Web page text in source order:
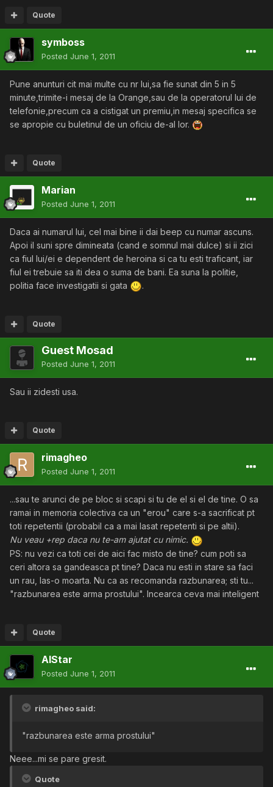
Quote
symboss
Posted June 1, 2011
Pune anunturi cit mai multe cu nr lui,sa fie sunat din 5 in 5
minute,trimite-i mesaj de la Orange,sau de la operatorul lui de
telefonie,precum ca a cistigat un premiu,in mesaj specifica se
se apropie cu buletinul de un oficiu de-al lor.
Quote
Marian
Posted June 1, 2011
Daca ai numarul lui, cel mai bine ii dai beep cu numar ascuns.
Apoi il suni spre dimineata (cand e somnul mai dulce) si ii zici
ca fiul lui/ei e dependent de heroina si ca tu esti traficant, iar
fiul ei trebuie sa iti dea o suma de bani. Ea suna la politie,
politia face investigatii si gata
.
Quote
Guest Mosad
Posted June 1, 2011
Sau ii zidesti usa.
Quote
rimagheo
Posted June 1, 2011
...sau te arunci de pe bloc si scapi si tu de el si el de tine. O sa
ramai in memoria colectiva ca un "erou" care s-a sacrificat pt
toti repetentii (probabil ca a mai lasat repetenti si pe altii).
Nu veau +rep daca nu te-am ajutat cu nimic.
PS: nu vezi ca toti cei de aici fac misto de tine? cum poti sa
ceri altora sa gandeasca pt tine? Daca nu esti in stare sa faci
un rau, las-o moarta. Nu ca as recomanda razbunarea; sti tu...
"razbunarea este arma prostului". Incearca ceva mai inteligent
Quote
AlStar
Posted June 1, 2011
rimagheo said:
"razbunarea este arma prostului"
Neee...mi se pare gresit.
Quote